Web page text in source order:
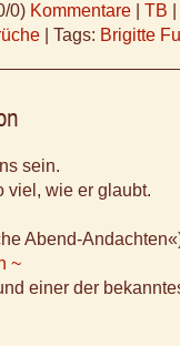
0) Kommentare TB
Tags: Brigitte
sein.
viel, wie er glaubt.
Abend-
~
einer der